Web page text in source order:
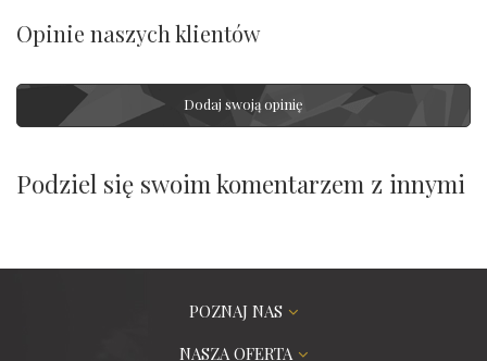
Opinie naszych klientów
Dodaj swoją opinię
Podziel się swoim komentarzem z innymi
POZNAJ NAS
NASZA OFERTA